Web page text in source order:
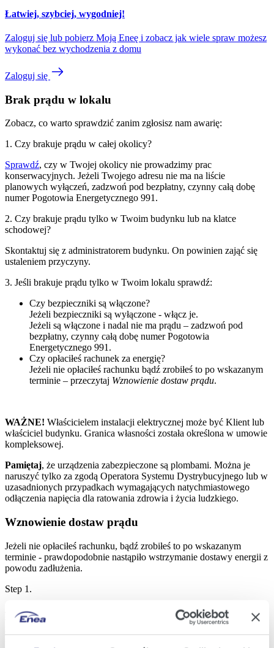
Łatwiej, szybciej, wygodniej!
Zaloguj się lub pobierz Moją Eneę i zobacz jak wiele spraw możesz
wykonać bez wychodzenia z domu
Zaloguj się
Brak prądu w lokalu
Zobacz, co warto sprawdzić zanim zgłosisz nam awarię:
1. Czy brakuje prądu w całej okolicy?
Sprawdź, czy w Twojej okolicy nie prowadzimy prac
konserwacyjnych. Jeżeli Twojego adresu nie ma na liście
planowych wyłączeń, zadzwoń pod bezpłatny, czynny całą dobę
numer Pogotowia Energetycznego 991.
2. Czy brakuje prądu tylko w Twoim budynku lub na klatce
schodowej?
Skontaktuj się z administratorem budynku. On powinien zająć się
ustaleniem przyczyny.
3. Jeśli brakuje prądu tylko w Twoim lokalu sprawdź:
Czy bezpieczniki są włączone?
Jeżeli bezpieczniki są wyłączone - włącz je.
Jeżeli są włączone i nadal nie ma prądu – zadzwoń pod
bezpłatny, czynny całą dobę numer Pogotowia
Energetycznego 991.
Czy opłaciłeś rachunek za energię?
Jeżeli nie opłaciłeś rachunku bądź zrobiłeś to po wskazanym
terminie – przeczytaj Wznowienie dostaw prądu.
WAŻNE! Właścicielem instalacji elektrycznej może być Klient lub
właściciel budynku. Granica własności została określona w umowie
kompleksowej.
Pamiętaj, że urządzenia zabezpieczone są plombami. Można je
naruszyć tylko za zgodą Operatora Systemu Dystrybucyjnego lub w
uzasadnionych przypadkach wymagających natychmiastowego
odłączenia napięcia dla ratowania zdrowia i życia ludzkiego.
Wznowienie dostaw prądu
Jeżeli nie opłaciłeś rachunku, bądź zrobiłeś to po wskazanym
terminie - prawdopodobnie nastąpiło wstrzymanie dostawy energii z
powodu zadłużenia.
Step 1.
Jak najszybciej ureguluj należność przez swoje konto w eBOK lub
w Mojej Enei. Możesz wybrać inną formę płatności dogodną dla